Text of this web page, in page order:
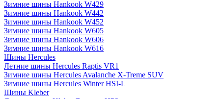
Зимние шины Hankook W429
Зимние шины Hankook W442
Зимние шины Hankook W452
Зимние шины Hankook W605
Зимние шины Hankook W606
Зимние шины Hankook W616
Шины Hercules
Летние шины Hercules Raptis VR1
Зимние шины Hercules Avalanche X-Treme SUV
Зимние шины Hercules Winter HSI-L
Шины Kleber